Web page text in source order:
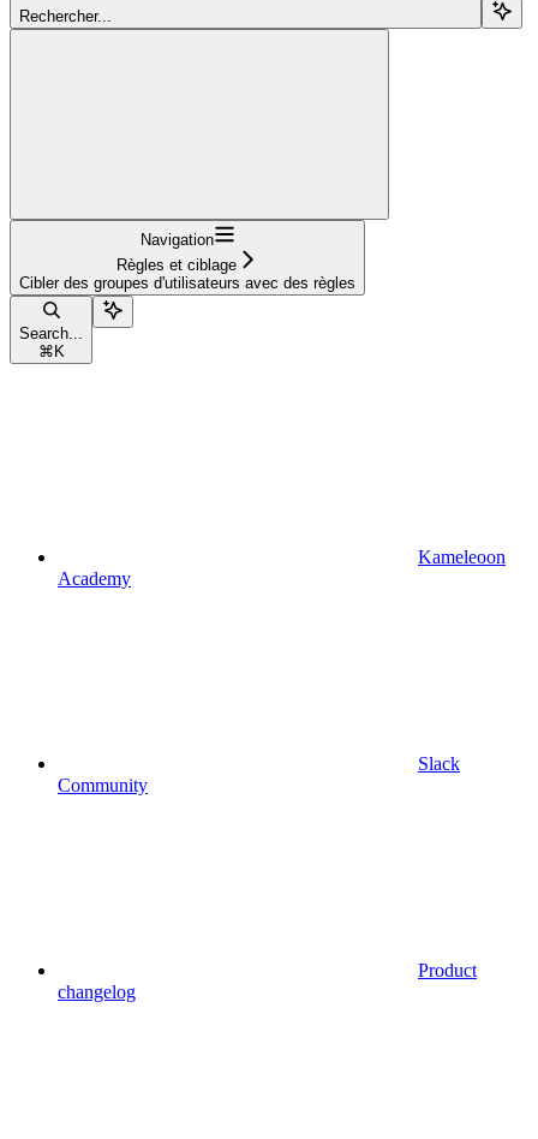
Rechercher...
Navigation
Règles et ciblage
Cibler des groupes d'utilisateurs avec des règles
Search...
⌘ K
Kameleoon
Academy
Slack
Community
Product
changelog